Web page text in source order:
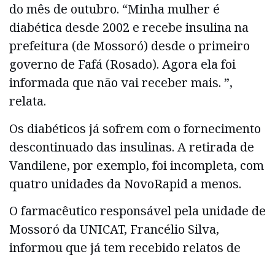
do mês de outubro. “Minha mulher é
diabética desde 2002 e recebe insulina na
prefeitura (de Mossoró) desde o primeiro
governo de Fafá (Rosado). Agora ela foi
informada que não vai receber mais. ”,
relata.
Os diabéticos já sofrem com o fornecimento
descontinuado das insulinas. A retirada de
Vandilene, por exemplo, foi incompleta, com
quatro unidades da NovoRapid a menos.
O farmacêutico responsável pela unidade de
Mossoró da UNICAT, Francélio Silva,
informou que já tem recebido relatos de